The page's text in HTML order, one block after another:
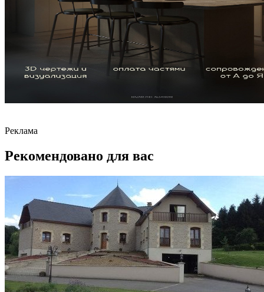
Реклама
Рекомендовано для вас